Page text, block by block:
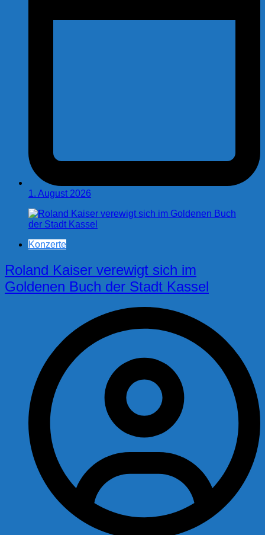
1. August 2026
Konzerte
Roland Kaiser verewigt sich im
Goldenen Buch der Stadt Kassel